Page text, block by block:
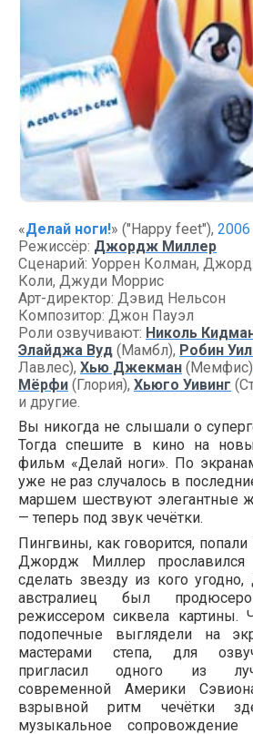
«Делай ноги!» ("Happy feet"), 2006
Режиссёр: Джордж Миллер
Сценарий: Уоррен Колман,
Коли, Джуди Моррис
Арт-директор: Дэвид Нельсон
Композитор: Джон Пауэл
Роли озвучивают: Николь
Элайджа Вуд (Мамбл), Робин
Лавлес), Хью Джекман
Мёрфи (Глория), Хьюго Уивинг
и другие.
Вы никогда не слышали о
Тогда спешите в кино на
фильм «Делай ноги». По
уже не раз случалось в
маршем шествуют элегантные
— теперь под звук чечётки.
Пингвины, как говорится,
Джордж Миллер
сделать звезду из кого
австралиец был
режиссером сиквела картины.
подопечные выглядели на
мастерами степа, для
пригласил одного из
современной Америки
взрывной ритм чечётки
музыкальное